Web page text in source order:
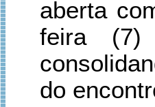
aberta
feira (7)
do